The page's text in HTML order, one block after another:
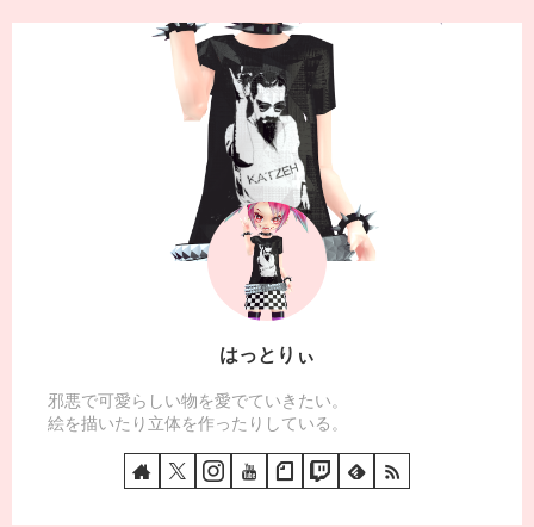
はっとりぃ
邪悪で可愛らしい物を愛でていきたい。
絵を描いたり立体を作ったりしている。